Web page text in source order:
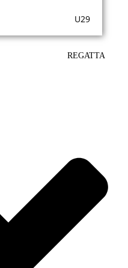
U29
REGATTA